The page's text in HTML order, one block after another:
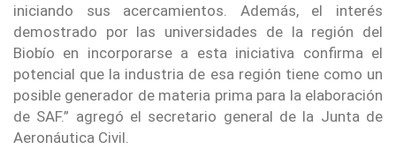
iniciando sus acercamientos. Además, el interés
demostrado por las universidades de la región del
Biobío en incorporarse a esta iniciativa confirma el
potencial que la industria de esa región tiene como un
posible generador de materia prima para la elaboración
de SAF.” agregó el secretario general de la Junta de
Aeronáutica Civil.